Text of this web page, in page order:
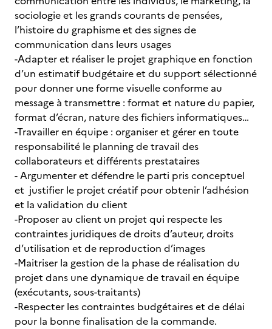
sociologie et les grands courants de pensées,
l’histoire du graphisme et des signes de
communication dans leurs usages
-Adapter et réaliser le projet graphique en fonction
d’un estimatif budgétaire et du support sélectionné
pour donner une forme visuelle conforme au
message à transmettre : format et nature du papier,
format d’écran, nature des fichiers informatiques…
-Travailler en équipe : organiser et gérer en toute
responsabilité le planning de travail des
collaborateurs et différents prestataires
- Argumenter et défendre le parti pris conceptuel
et justifier le projet créatif pour obtenir l’adhésion
et la validation du client
-Proposer au client un projet qui respecte les
contraintes juridiques de droits d’auteur, droits
d’utilisation et de reproduction d’images
-Maitriser la gestion de la phase de réalisation du
projet dans une dynamique de travail en équipe
(exécutants, sous-traitants)
-Respecter les contraintes budgétaires et de délai
pour la bonne finalisation de la commande.